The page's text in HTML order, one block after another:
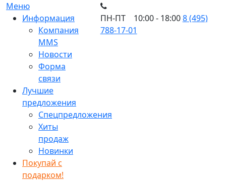
Меню
Информация
Компания
MMS
Новости
Форма
связи
Лучшие
предложения
Спецпредложения
Хиты
продаж
Новинки
Покупай с
подарком!
ПН-ПТ 10:00 - 18:008 (495)
788-17-01